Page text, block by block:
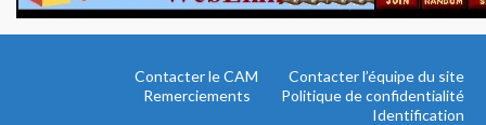
Contacter le CAM
Contacter l’équipe du site
Remerciements
Politique de confidentialité
Identification